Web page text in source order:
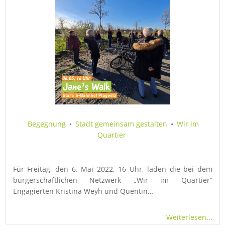
Begegnung • Stadt gemeinsam gestalten • Wir im
Quartier
Für Freitag, den 6. Mai 2022, 16 Uhr, laden die bei dem
bürgerschaftlichen Netzwerk „Wir im Quartier“
Engagierten Kristina Weyh und Quentin…
Weiterlesen...